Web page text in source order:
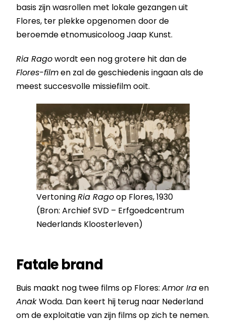
basis zijn wasrollen met lokale gezangen uit
Flores, ter plekke opgenomen door de
beroemde etnomusicoloog Jaap Kunst.
Ria Ragowordt een nog grotere hit dan de
Flores-filmen zal de geschiedenis ingaan als de
meest succesvolle missiefilm ooit.
VertoningRia Ragoop Flores, 1930
(Bron: Archief SVD – Erfgoedcentrum
Nederlands Kloosterleven)
Fatale brand
Buis maakt nog twee films op Flores: Amor Iraen
AnakWoda. Dan keert hij terug naar Nederland
om de exploitatie van zijn films op zich te nemen.